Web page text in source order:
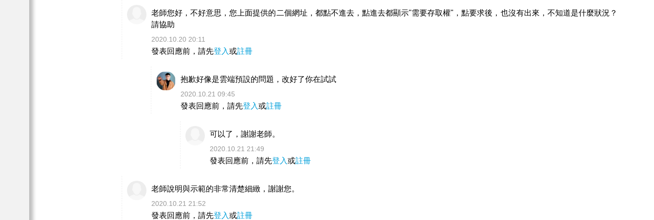
老師您好，不好意思，您上面提供的二個網址，都點不進去，點進去都顯示"需要存取權"，點要求後，也沒有出來，不知道是什麼狀況？
請協助
2020.10.20 20:11
發表回應前，請先登入或註冊
抱歉好像是雲端預設的問題，改好了你在試試
2020.10.21 09:45
發表回應前，請先登入或註冊
可以了，謝謝老師。
2020.10.21 21:49
發表回應前，請先登入或註冊
老師說明與示範的非常清楚細緻，謝謝您。
2020.10.21 21:52
發表回應前，請先登入或註冊